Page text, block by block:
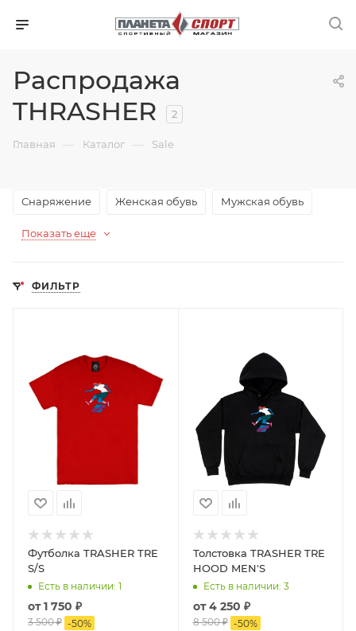
Распродажа
THRASHER
2
Главная — Каталог — Sale
Снаряжение Женская обувь Мужская обувь
Показать еще
ФИЛЬТР
Футболка TRASHER TRE
S/S
Есть в наличии: 1
от1 750 ₽
3 500 ₽ -50%
Толстовка TRASHER TRE
HOOD MEN'S
Есть в наличии: 3
от4 250 ₽
8 500 ₽ -50%